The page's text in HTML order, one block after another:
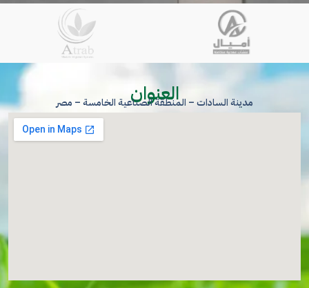
العنوان
مدينة السادات – المنطقة الصناعية الخامسة – مصر